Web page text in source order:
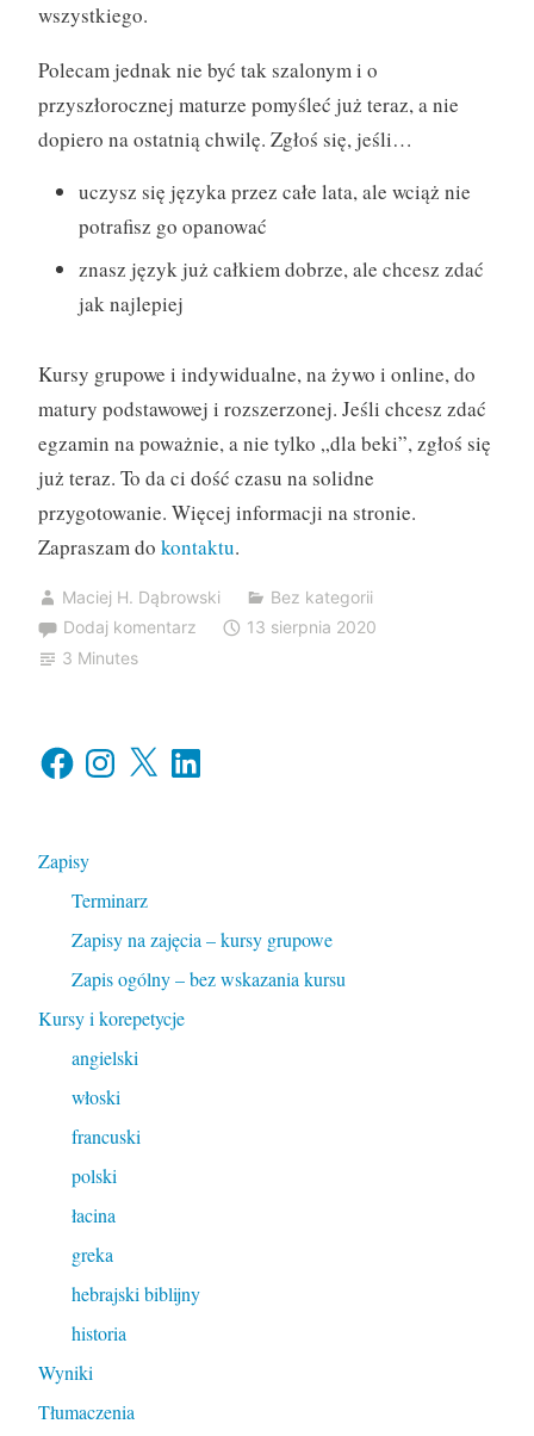
wszystkiego.
Polecam jednak nie być tak szalonym i o
przyszłorocznej maturze pomyśleć już teraz, a nie
dopiero na ostatnią chwilę. Zgłoś się, jeśli…
uczysz się języka przez całe lata, ale wciąż nie
potrafisz go opanować
znasz język już całkiem dobrze, ale chcesz zdać
jak najlepiej
Kursy grupowe i indywidualne, na żywo i online, do
matury podstawowej i rozszerzonej. Jeśli chcesz zdać
egzamin na poważnie, a nie tylko „dla beki”, zgłoś się
już teraz. To da ci dość czasu na solidne
przygotowanie. Więcej informacji na stronie.
Zapraszam do kontaktu.
Maciej H. Dąbrowski
Bez kategorii
Dodaj komentarz
13 sierpnia 2020
3 Minutes
FacebookInstagram
X LinkedIn
Zapisy
Terminarz
Zapisy na zajęcia – kursy grupowe
Zapis ogólny – bez wskazania kursu
Kursy i korepetycje
angielski
włoski
francuski
polski
łacina
greka
hebrajski biblijny
historia
Wyniki
Tłumaczenia